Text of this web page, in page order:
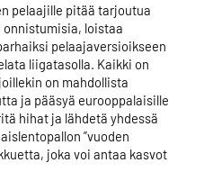
pelaajille pitää tarjoutua
onnistumisia, loistaa
pelaajaversioikseen
liigatasolla. Kaikki on
on mahdollista
ja pääsyä eurooppalaisille
hihat ja lähdetä yhdessä
”vuoden
joka voi antaa kasvot